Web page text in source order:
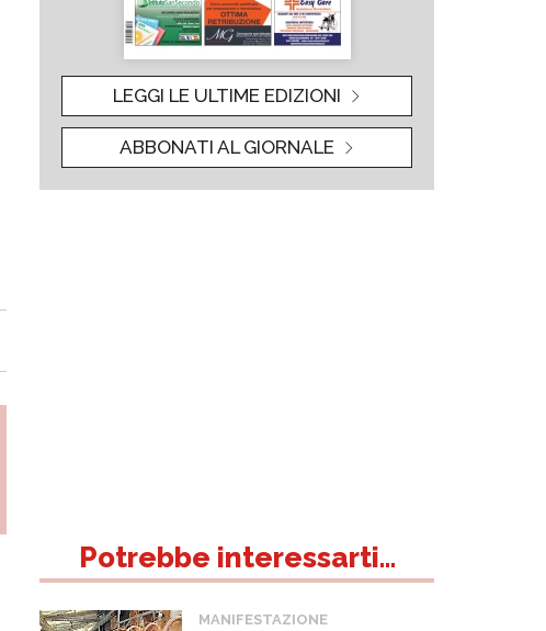
LEGGI LE ULTIME EDIZIONI
ABBONATI AL GIORNALE
Potrebbe interessarti...
MANIFESTAZIONE